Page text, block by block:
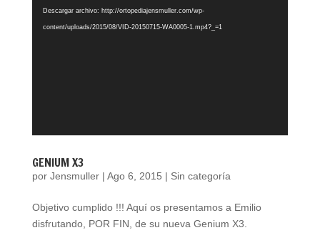
vídeo
Descargar archivo: http://ortopediajensmuller.com/wp-
content/uploads/2015/08/VID-20150715-WA0005-1.mp4?_=1
GENIUM X3
por Jensmuller| Ago 6, 2015 | Sin categoría
Objetivo cumplido !!! Aquí os presentamos a Emilio
disfrutando, POR FIN, de su nueva Genium X3.